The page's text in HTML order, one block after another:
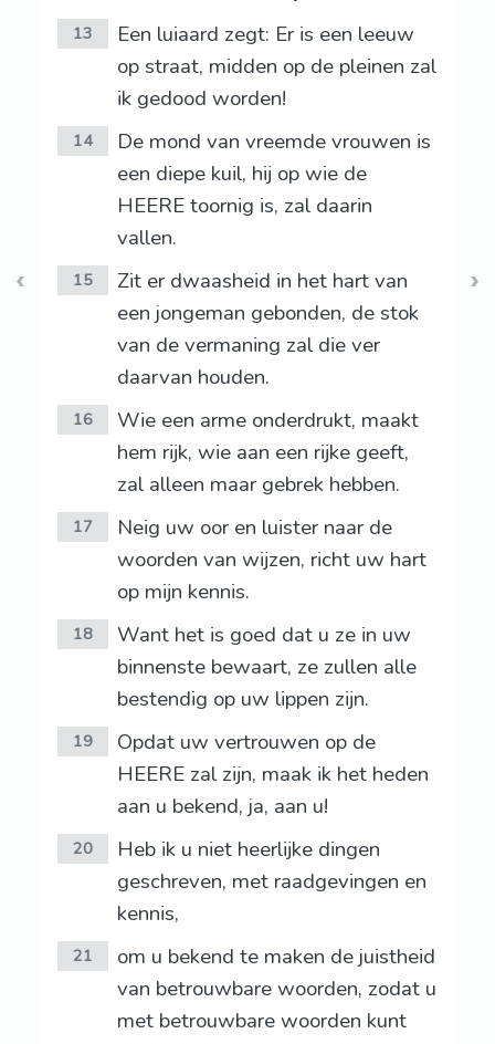
13
Een luiaard zegt: Er is een leeuw
op straat, midden op de pleinen zal
ik gedood worden!
14
De mond van vreemde vrouwen is
een diepe kuil, hij op wie de
HEERE toornig is, zal daarin
vallen.
15
Zit er dwaasheid in het hart van
een jongeman gebonden, de stok
van de vermaning zal die ver
daarvan houden.
16
Wie een arme onderdrukt, maakt
hem rijk, wie aan een rijke geeft,
zal alleen maar gebrek hebben.
17
Neig uw oor en luister naar de
woorden van wijzen, richt uw hart
op mijn kennis.
18
Want het is goed dat u ze in uw
binnenste bewaart, ze zullen alle
bestendig op uw lippen zijn.
19
Opdat uw vertrouwen op de
HEERE zal zijn, maak ik het heden
aan u bekend, ja, aan u!
20
Heb ik u niet heerlijke dingen
geschreven, met raadgevingen en
kennis,
21
om u bekend te maken de juistheid
van betrouwbare woorden, zodat u
met betrouwbare woorden kunt